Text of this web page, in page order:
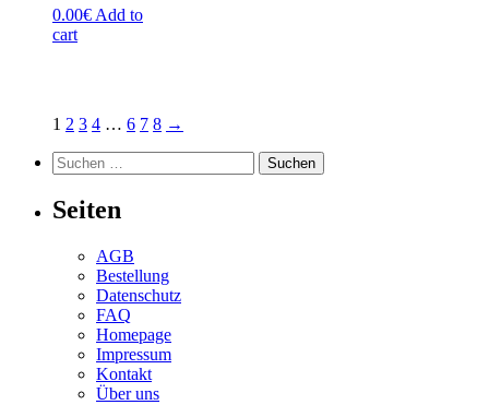
0.00€ Add to
cart
1 2 3 4 … 6 7 8 →
Suchen
nach:
Seiten
AGB
Bestellung
Datenschutz
FAQ
Homepage
Impressum
Kontakt
Über uns